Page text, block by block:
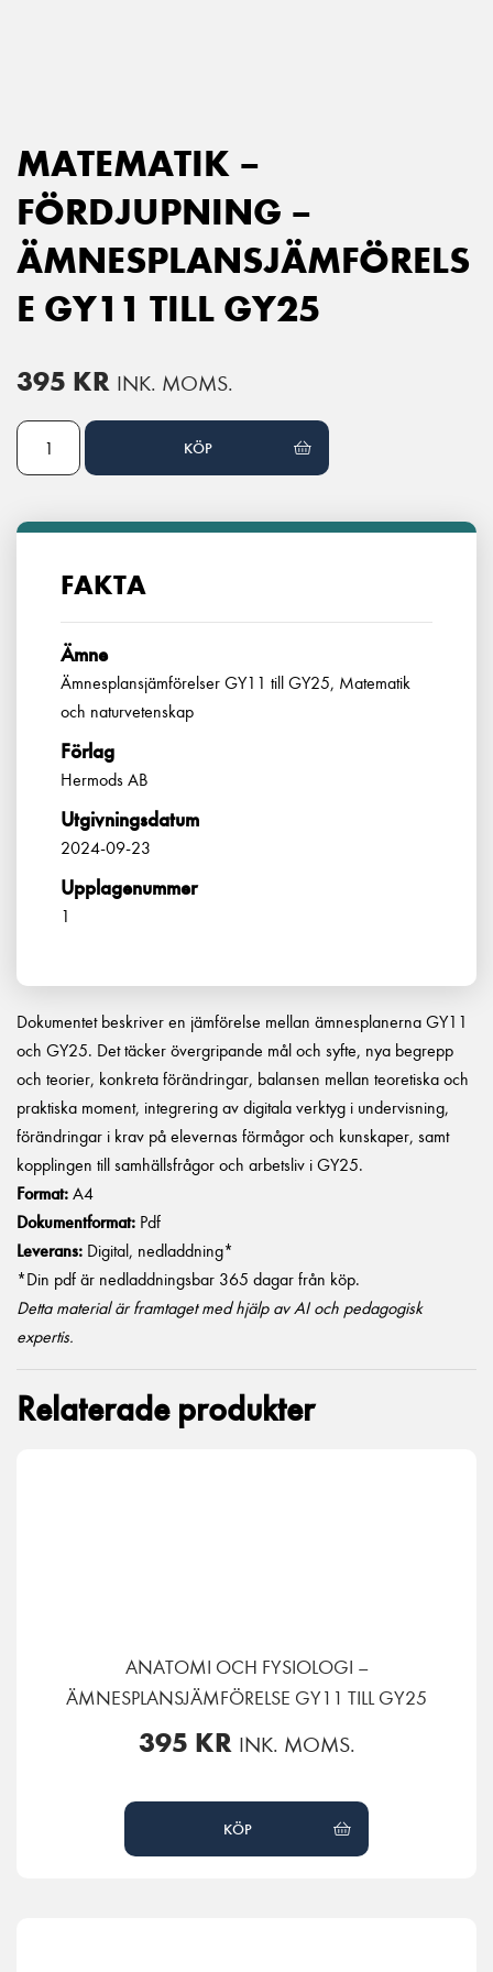
MATEMATIK –
FÖRDJUPNING –
ÄMNESPLANSJÄMFÖRELS
E GY11 TILL GY25
395 KR INK. MOMS.
Matematik - fördjupning - Ämnesplansjämförelse GY11 till GY25
KÖP
FAKTA
Ämne
Ämnesplansjämförelser GY11 till GY25, Matematik
och naturvetenskap
Förlag
Hermods AB
Utgivningsdatum
2024-09-23
Upplagenummer
1
Dokumentet beskriver en jämförelse mellan ämnesplanerna GY11
och GY25. Det täcker övergripande mål och syfte, nya begrepp
och teorier, konkreta förändringar, balansen mellan teoretiska och
praktiska moment, integrering av digitala verktyg i undervisning,
förändringar i krav på elevernas förmågor och kunskaper, samt
kopplingen till samhällsfrågor och arbetsliv i GY25.
Format: A4
Dokumentformat: Pdf
Leverans: Digital, nedladdning*
*Din pdf är nedladdningsbar 365 dagar från köp.
Detta material är framtaget med hjälp av AI och pedagogisk
expertis.
Relaterade produkter
ANATOMI OCH FYSIOLOGI –
ÄMNESPLANSJÄMFÖRELSE GY11 TILL GY25
395 KR INK. MOMS.
KÖP